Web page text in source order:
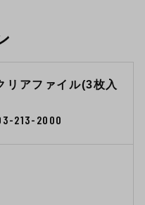
リアファイル(3枚入
213-2000